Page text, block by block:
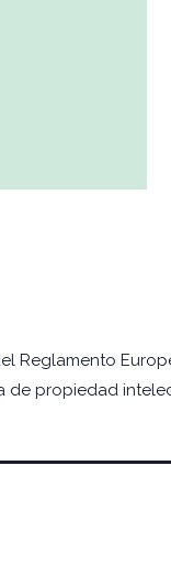
Reglamento
de propiedad